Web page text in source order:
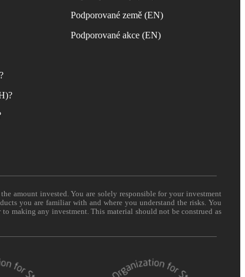
Podporované země (EN)
Podporované akce (EN)
amount invested. You are solely responsible for your investment
you are familiar with and where you understand the risks. You
making any investment. This material should not be construed as